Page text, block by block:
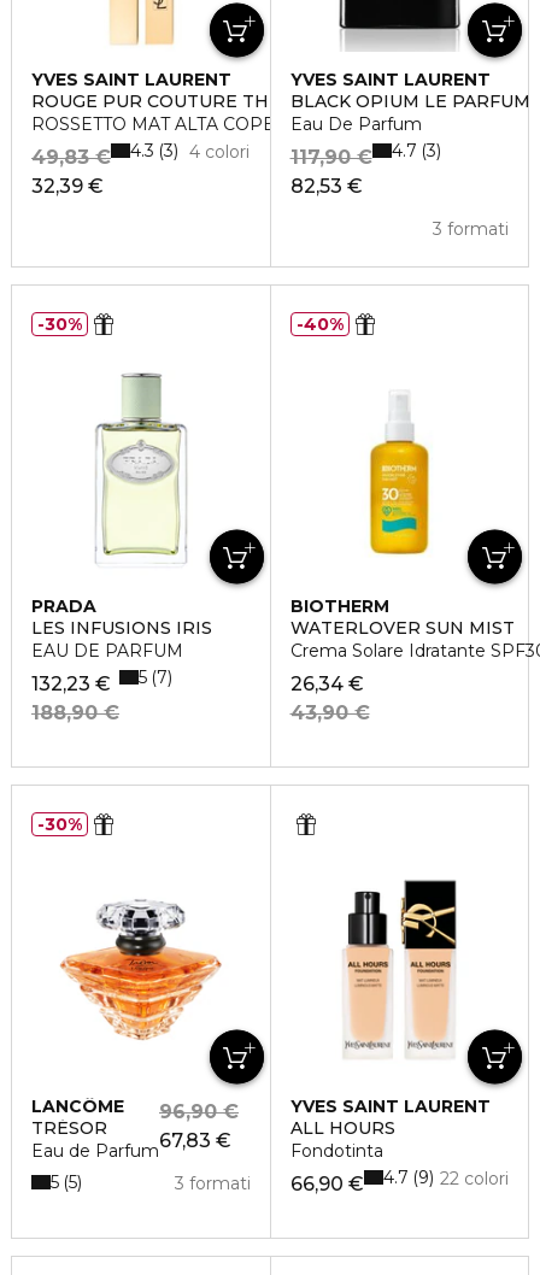
YVES SAINT LAURENT
ROUGE PUR COUTURE THE SLIM
ROSSETTO MAT ALTA COPERTURA LUNGA TENUTA
32,39 €
49,83 € 4 colori
4.3 3
YVES SAINT LAURENT
BLACK OPIUM LE PARFUM
Eau De Parfum
82,53 €
117,90 €
3 formati
4.7 3
PRADA
LES INFUSIONS IRIS
EAU DE PARFUM
132,23 €
188,90 €
5 7
30%
BIOTHERM
WATERLOVER SUN MIST
Crema Solare Idratante
26,34 €
43,90 €
40%
LANCÔME
TRÉSOR
Eau de Parfum67,83 €
96,90 €
3 formati
5 5
30%
YVES SAINT LAURENT
ALL HOURS
Fondotinta
66,90 € 22 colori
4.7 9